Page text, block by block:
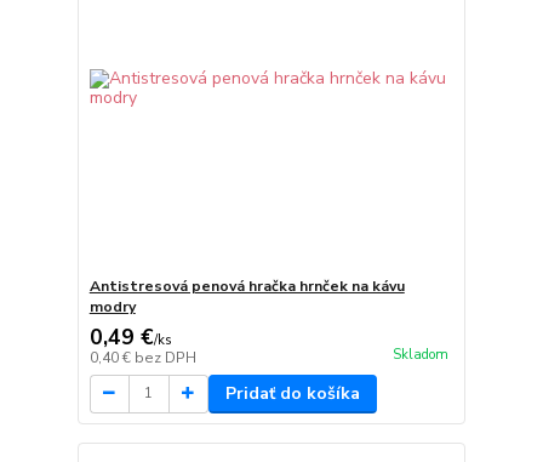
Antistresová penová hračka hrnček na kávu
modry
0,49 €/ks
0,40 € bez DPH Skladom
Pridať do košíka